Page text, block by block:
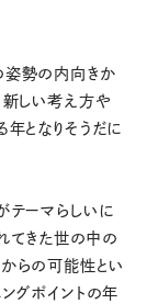
姿勢の内向きか
新しい考え方や
となりそうだに
テーマらしいに
てきた世の中の
らの可能性とい
グポイントの年